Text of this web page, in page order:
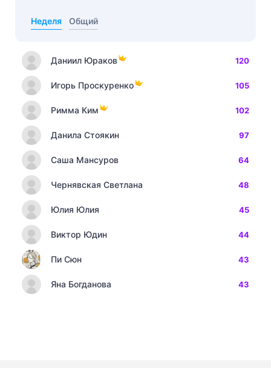
Неделя Общий
Даниил Юраков 120
Игорь Проскуренко 105
Римма Ким 102
Данила Стоякин 97
Саша Мансуров 64
Чернявская Светлана 48
Юлия Юлия 45
Виктор Юдин 44
Пи Сюн 43
Яна Богданова 43